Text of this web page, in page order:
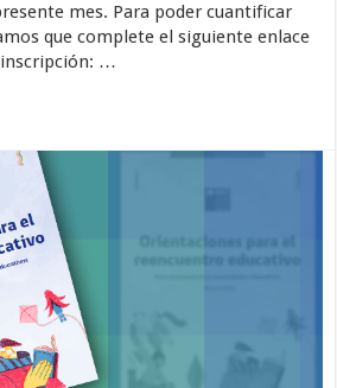
mes. Para poder cuantificar
que complete el siguiente enlace
…